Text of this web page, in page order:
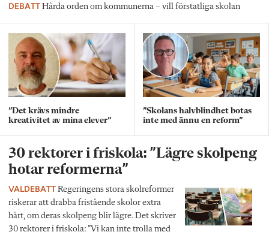
DEBATT Hårda orden om kommunerna – vill förstatliga skolan
”Det krävs mindre
kreativitet av mina elever”
”Skolans halvblindhet botas
inte med ännu en reform”
30 rektorer i friskola: ”Lägre skolpeng
hotar reformerna”
VALDEBATT Regeringens stora skolreformer
riskerar att drabba fristående skolor extra
hårt, om deras skolpeng blir lägre. Det skriver
30 rektorer i friskola: ”Vi kan inte trolla med